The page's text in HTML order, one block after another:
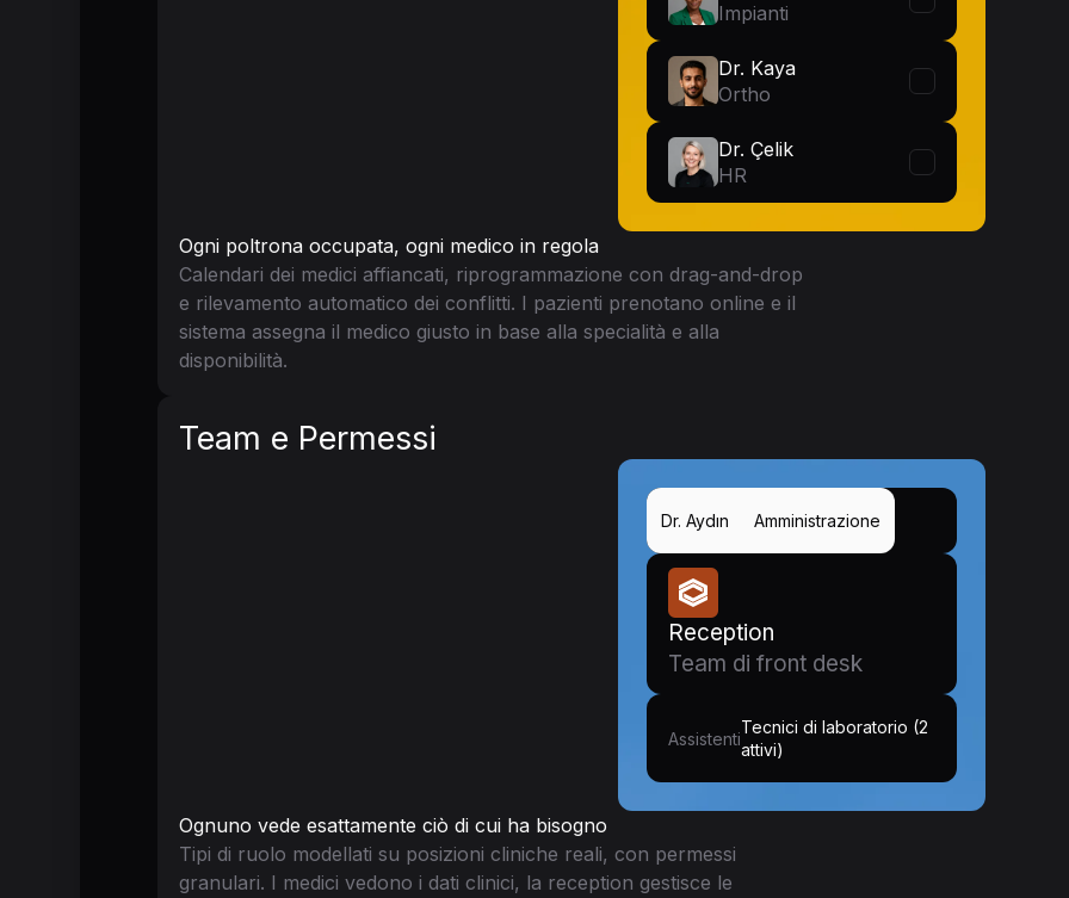
Impianti
Dr. Kaya
Ortho
Dr. Çelik
HR
Ogni poltrona occupata, ogni medico in regola
Calendari dei medici affiancati, riprogrammazione con drag-and-drop
e rilevamento automatico dei conflitti. I pazienti prenotano online e il
sistema assegna il medico giusto in base alla specialità e alla
disponibilità.
Team e Permessi
Dr. Aydın Amministrazione
Reception
Team di front desk
Assistenti
Tecnici di laboratorio (2
attivi)
Ognuno vede esattamente ciò di cui ha bisogno
Tipi di ruolo modellati su posizioni cliniche reali, con permessi
granulari. I medici vedono i dati clinici, la reception gestisce le